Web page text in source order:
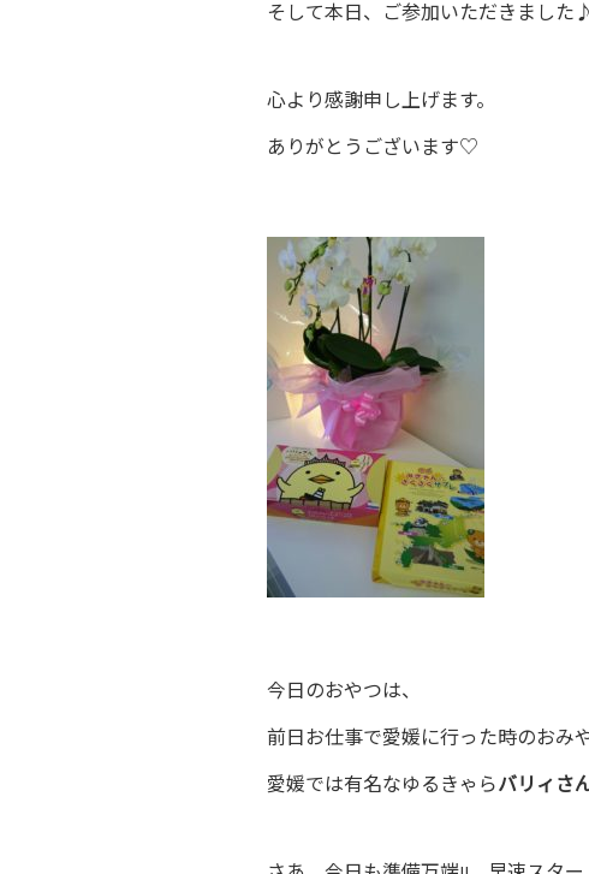
そして本日、ご参加いただきました♪
心より感謝申し上げます。
ありがとうございます♡
今日のおやつは、
前日お仕事で愛媛に行った時のおみや
愛媛では有名なゆるきゃらバリィさ